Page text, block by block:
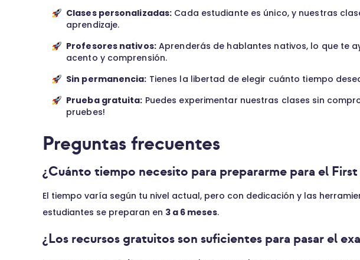
Clases personalizadas: Cada estudiante es único, y nuestras
aprendizaje.
Profesores nativos:Aprenderás de hablantes nativos, lo que te
acento y comprensión.
Sin permanencia: Tienes la libertad de elegir cuánto tiempo
Prueba gratuita: Puedes experimentar nuestras clases sin
pruebes!
Preguntas frecuentes
¿Cuánto tiempo necesito para prepararme para el
El tiempo varía según tu nivel actual, pero con dedicación y las
estudiantes se preparan en 3 a 6 meses.
¿Los recursos gratuitos son suficientes para pasar el